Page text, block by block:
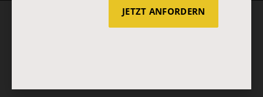
JETZT ANFORDERN